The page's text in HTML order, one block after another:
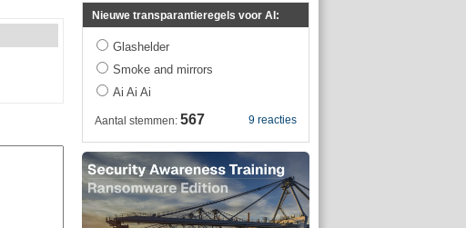
Nieuwe transparantieregels voor AI:
Glashelder
Smoke and mirrors
Ai Ai Ai
9 reacties
Aantal stemmen: 567